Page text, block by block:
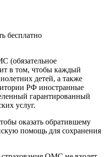
бесплатно
(обязательное
в том, чтобы каждый
детей, а также
РФ иностранные
гарантированный
услуг.
оказать обратившему
помощь для сохранения